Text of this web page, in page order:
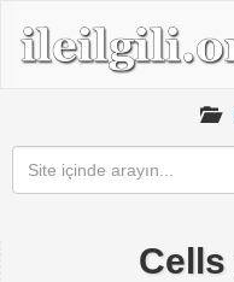
Cells